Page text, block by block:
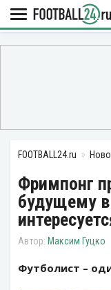
FOOTBALL24.ru
Фримпонг
будущему в
Максим Гуцко
Футболист –